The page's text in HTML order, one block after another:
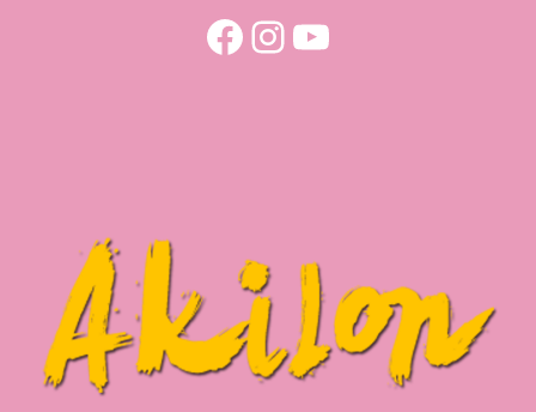
Facebook
Instagram
YouTube